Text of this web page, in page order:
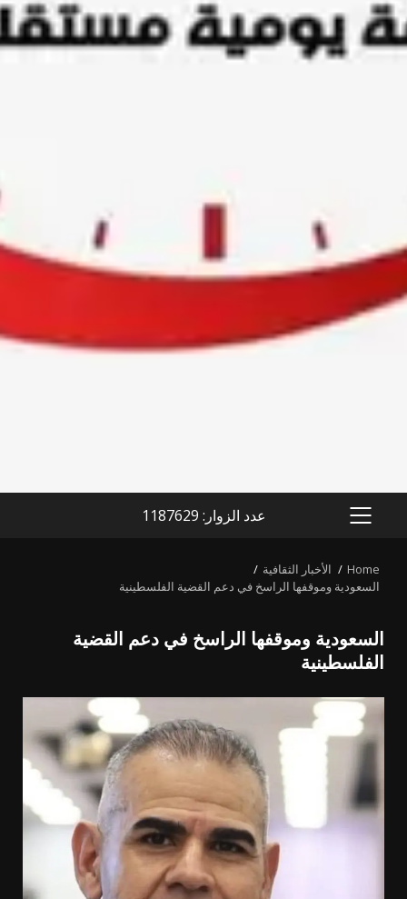
PRIMARY
عدد الزوار: 1187629
Home
الأخبار الثقافية
السعودية وموقفها الراسخ في دعم القضية الفلسطينية
السعودية وموقفها الراسخ في دعم القضية
الفلسطينية